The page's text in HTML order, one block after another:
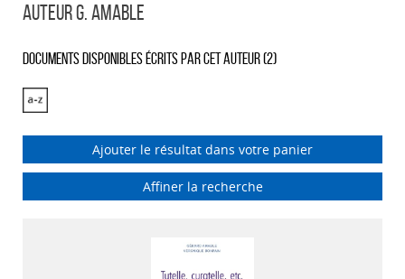
Auteur G. Amable
Documents disponibles écrits par cet auteur (2)
Ajouter le résultat dans votre panier
Affiner la recherche